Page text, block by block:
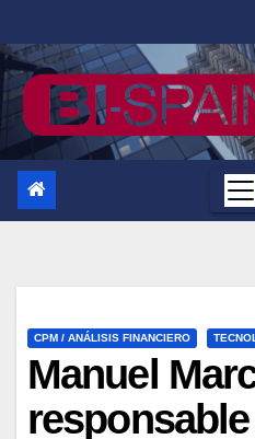
al
contenido
CPM / ANÁLISIS FINANCIERO
Manuel